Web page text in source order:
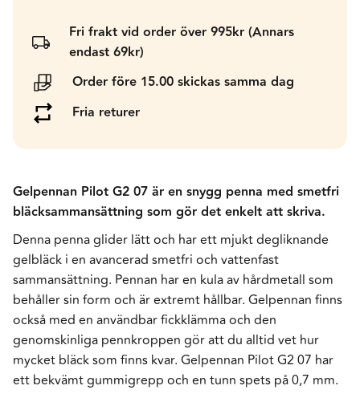
Fri frakt vid order över 995kr (Annars
endast 69kr)
Order före 15.00 skickas samma dag
Fria returer
Gelpennan Pilot G2 07 är en snygg penna med smetfri
bläcksammansättning som gör det enkelt att skriva.
Denna penna glider lätt och har ett mjukt degliknande
gelbläck i en avancerad smetfri och vattenfast
sammansättning. Pennan har en kula av hårdmetall som
behåller sin form och är extremt hållbar. Gelpennan finns
också med en användbar fickklämma och den
genomskinliga pennkroppen gör att du alltid vet hur
mycket bläck som finns kvar. Gelpennan Pilot G2 07 har
ett bekvämt gummigrepp och en tunn spets på 0,7 mm.